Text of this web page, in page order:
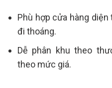
Phù hợp cửa hàng
đi thoáng.
Dễ phân khu theo
theo mức giá.